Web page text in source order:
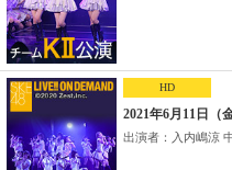
HD
2021年6月11日（
出演者：入内嶋涼